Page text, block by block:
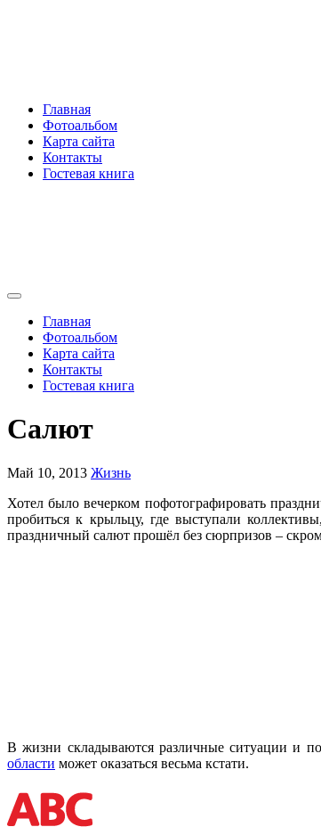
Главная
Фотоальбом
Карта сайта
Контакты
Гостевая книга
Главная
Фотоальбом
Карта сайта
Контакты
Гостевая книга
Салют
Май 10, 2013 Жизнь
Хотел было вечерком пофотографировать
пробиться к крыльцу, где выступали
праздничный салют прошёл без сюрпризов –
В жизни складываются различные ситуации и
области может оказаться весьма кстати.